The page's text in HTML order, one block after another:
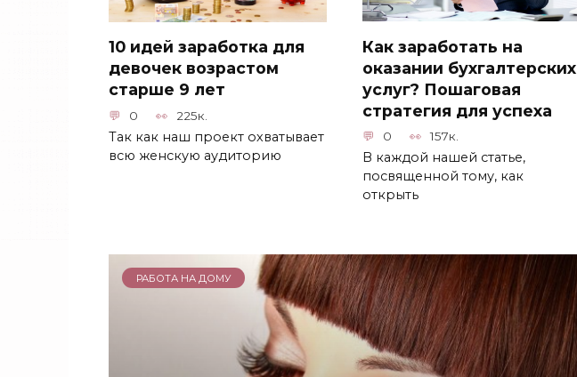
10 идей заработка для
девочек возрастом
старше 9 лет
0 225к.
Так как наш проект охватывает
всю женскую аудиторию
Как заработать на
оказании бухгалтерских
услуг? Пошаговая
стратегия для успеха
0 157к.
В каждой нашей статье,
посвященной тому, как
открыть
РАБОТА НА ДОМУ